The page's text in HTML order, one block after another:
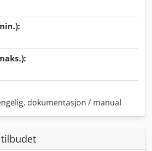
dokumentasjon / manual